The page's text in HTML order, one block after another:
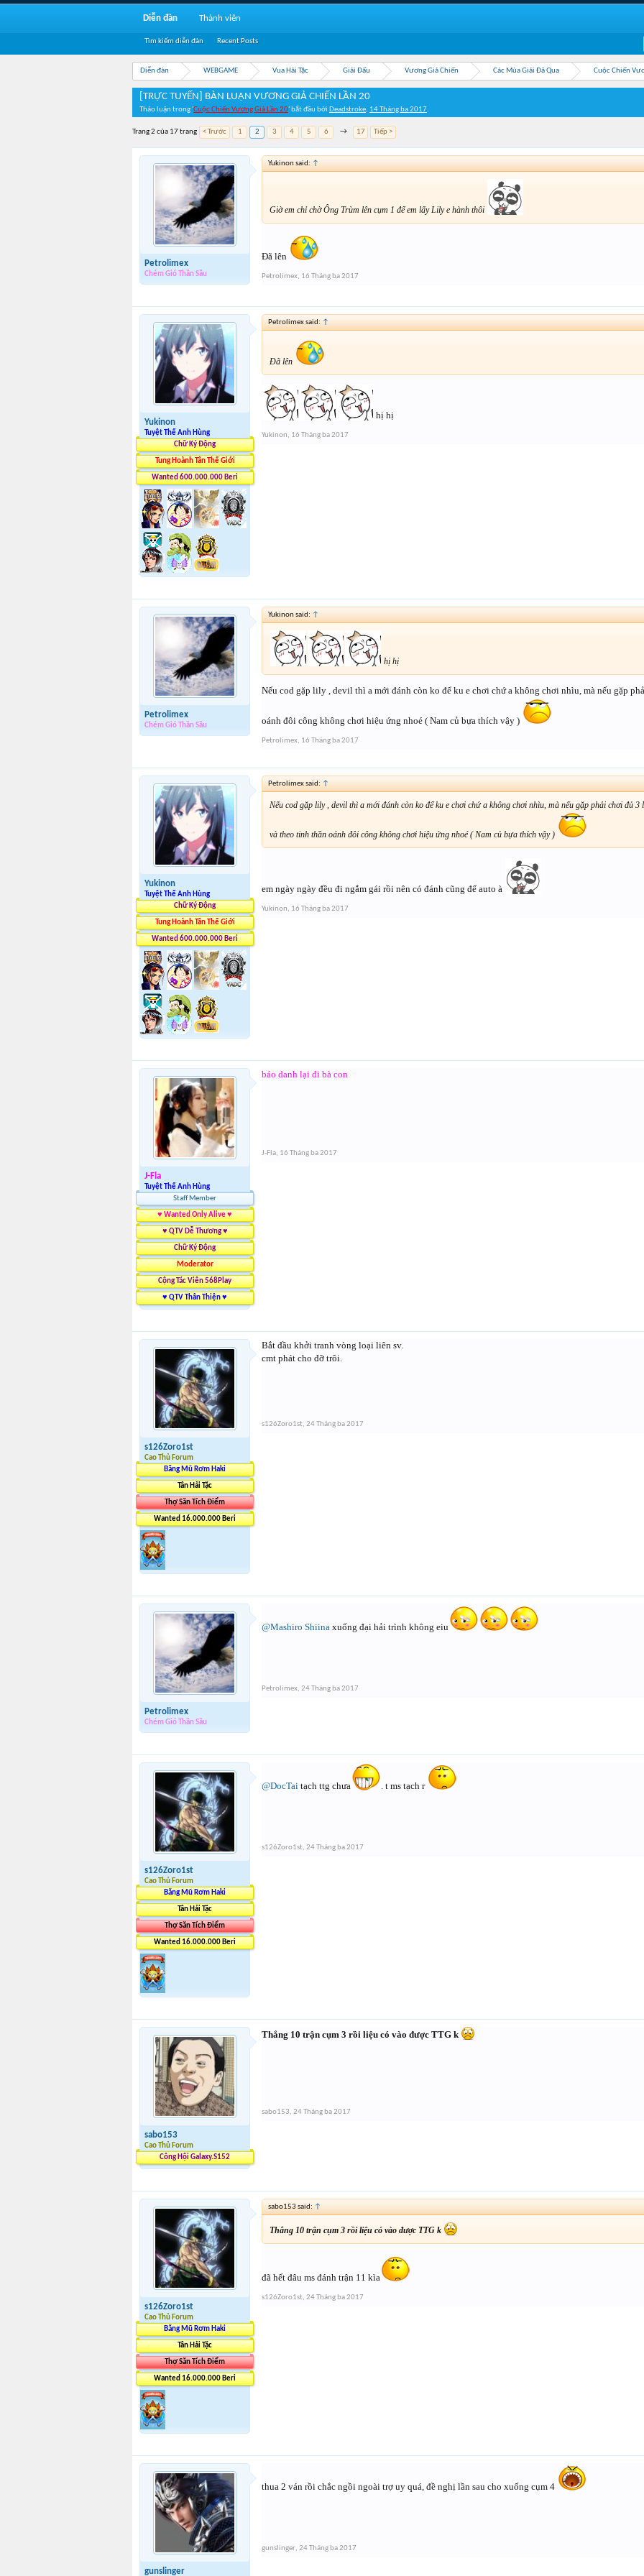
Diễn đàn WEBGAME Vua Hải Tặc Giải Đấu Vương Giả Chiến Các Mùa Giải Đã Qua Cuộc Chiến
[TRỰC TUYẾN] BÀN LUẬN VƯƠNG GIẢ CHIẾN LẦN 20
Thảo luận trong 'Cuộc Chiến Vương Giả Lần 20' bắt đầu bởi Deadstroke, 14 Tháng ba 2017.
Trang 2 của 17 trang < Trước 1 2 3 4 5 6 → 17 Tiếp >
Petrolimex
Chém Gió Thần Sầu
Yukinon said: ↑
Giờ em chỉ chờ Ông Trùm lên cụm 1 để em lấy Lily e hành thôi
Đã lên
Petrolimex, 16 Tháng ba 2017
Yukinon
Tuyệt Thế Anh Hùng
Chữ Ký Động
Tung Hoành Tân Thế Giới
Wanted 600.000.000 Beri
Petrolimex said: ↑
Đã lên
hị hị
Yukinon, 16 Tháng ba 2017
Petrolimex
Chém Gió Thần Sầu
Yukinon said: ↑
hị hị
Nếu cod gặp lily , devil thì a mới đánh còn ko để ku e chơi chứ a không chơi nhìu, mà nếu gặp
oánh đôi công không chơi hiệu ứng nhoé ( Nam củ bựa thích vậy )
Petrolimex, 16 Tháng ba 2017
Yukinon
Tuyệt Thế Anh Hùng
Chữ Ký Động
Tung Hoành Tân Thế Giới
Wanted 600.000.000 Beri
Petrolimex said: ↑
Nếu cod gặp lily , devil thì a mới đánh còn ko để ku e chơi chứ a không chơi nhìu, mà nếu gặp phải chơi đủ 3
và theo tinh thần oánh đôi công không chơi hiệu ứng nhoé ( Nam củ bựa thích vậy )
em ngày ngày đều đi ngắm gái rồi nên có đánh cũng để auto à
Yukinon, 16 Tháng ba 2017
J-Fla
Tuyệt Thế Anh Hùng
Staff Member
♥ Wanted Only Alive ♥
♥ QTV Dễ Thương ♥
Chữ Ký Động
Moderator
Cộng Tác Viên 568Play
♥ QTV Thân Thiện ♥
báo danh lại đi bà con
J-Fla, 16 Tháng ba 2017
s126Zoro1st
Cao Thủ Forum
Băng Mũ Rơm Haki
Tân Hải Tặc
Thợ Săn Tích Điểm
Wanted 16.000.000 Beri
Bắt đầu khởi tranh vòng loại liên sv.
cmt phát cho đỡ trôi.
s126Zoro1st, 24 Tháng ba 2017
Petrolimex
Chém Gió Thần Sầu
@Mashiro Shiina xuống đại hải trình không eiu
Petrolimex, 24 Tháng ba 2017
s126Zoro1st
Cao Thủ Forum
Băng Mũ Rơm Haki
Tân Hải Tặc
Thợ Săn Tích Điểm
Wanted 16.000.000 Beri
@DocTai tạch ttg chưa . t ms tạch r
s126Zoro1st, 24 Tháng ba 2017
sabo153
Cao Thủ Forum
Công Hội Galaxy.S152
Thắng 10 trận cụm 3 rồi liệu có vào được TTG k
sabo153, 24 Tháng ba 2017
s126Zoro1st
Cao Thủ Forum
Băng Mũ Rơm Haki
Tân Hải Tặc
Thợ Săn Tích Điểm
Wanted 16.000.000 Beri
sabo153 said: ↑
Thắng 10 trận cụm 3 rồi liệu có vào được TTG k
đã hết đâu ms đánh trận 11 kìa
s126Zoro1st, 24 Tháng ba 2017
gunslinger
thua 2 ván rồi chắc ngồi ngoài trợ uy quá, đề nghị lần sau cho xuống cụm 4
gunslinger, 24 Tháng ba 2017
Diễn đàn
Tìm kiếm diễn đàn Recent Posts
Thành viên